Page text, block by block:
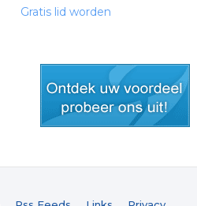
Gratis lid worden